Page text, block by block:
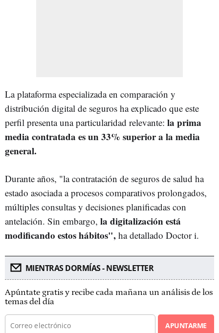
La plataforma especializada en comparación y
distribución digital de seguros ha explicado que este
perfil presenta una particularidad relevante: la prima
media contratada es un 33% superior a la media
general.
Durante años, "la contratación de seguros de salud ha
estado asociada a procesos comparativos prolongados,
múltiples consultas y decisiones planificadas con
antelación. Sin embargo, la digitalización está
modificando estos hábitos", ha detallado Doctor i.
MIENTRAS DORMÍAS - NEWSLETTER
Apúntate gratis y recibe cada mañana un análisis de los
temas del día
APUNTARME